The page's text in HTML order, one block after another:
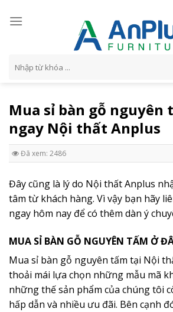
kiếm:
Mua sỉ bàn gỗ nguyên
ngay Nội thất Anplus
Đã xem: 2486
Đây cũng là lý do Nội thất Anplus
tâm từ khách hàng. Vì vậy bạn hãy
ngay hôm nay để có thêm dàn ý
MUA SỈ BÀN GỖ NGUYÊN TẤM Ở
Mua sỉ bàn gỗ nguyên tấm tại Nội
thoải mái lựa chọn những mẫu mã
những thế sản phẩm của chúng tôi
hấp dẫn và nhiều ưu đãi. Bên cạnh